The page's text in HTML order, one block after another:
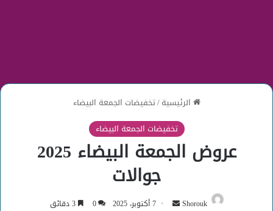
الرئيسية/تخفيضات الجمعة البيضاء
تخفيضات الجمعة البيضاء
عروض الجمعة البيضاء 2025
جوالات
Shorouk
أرسل 7 أكتوبر، 2025 0 3 دقائق